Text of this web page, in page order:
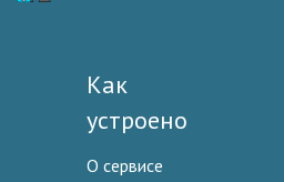
Как
устроено
О сервисе